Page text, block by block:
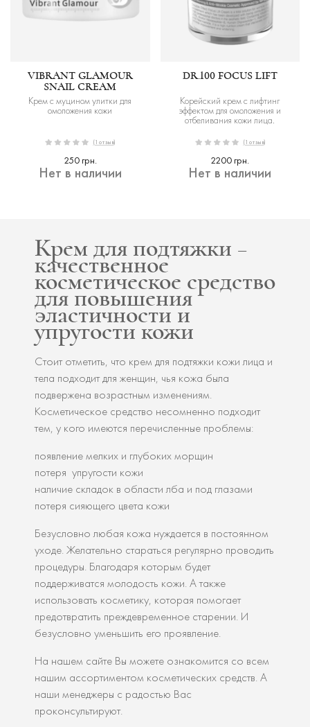
VIBRANT GLAMOUR
SNAIL CREAM
Крем с муцином улитки для
омоложения кожи
(1 отзыв)
250 грн.
Нет в наличии
DR.100 FOCUS LIFT
Корейский крем с лифтинг
эффектом для омоложения и
отбеливания кожи лица.
(1 отзыв)
2200 грн.
Нет в наличии
Крем для подтяжки –
качественное
косметическое средство
для повышения
эластичности и
упругости кожи
Стоит отметить, что крем для подтяжки кожи лица и
тела подходит для женщин, чья кожа была
подвержена возрастным изменениям.
Косметическое средство несомненно подходит
тем, у кого имеются перечисленные проблемы:
появление мелких и глубоких морщин
потеря упругости кожи
наличие складок в области лба и под глазами
потеря сияющего цвета кожи
Безусловно любая кожа нуждается в постоянном
уходе. Желательно стараться регулярно проводить
процедуры. Благодаря которым будет
поддерживатся молодость кожи. А также
использовать косметику, которая помогает
предотвратить преждевременное старении. И
безусловно уменьшить его проявление.
На нашем сайте Вы можете ознакомится со всем
нашим ассортиментом косметических средств. А
наши менеджеры с радостью Вас
проконсультируют.